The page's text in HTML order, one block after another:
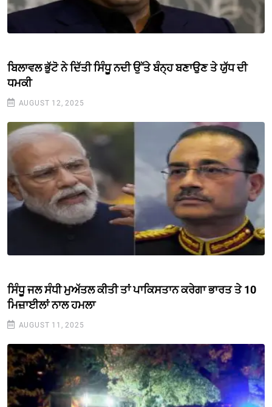
ਬਿਲਾਵਲ ਭੁੱਟੋ ਨੇ ਦਿੱਤੀ ਸਿੰਧੂ ਨਦੀ ਉੱਤੇ ਬੰਨ੍ਹ ਬਣਾਉਣ ਤੇ ਯੁੱਧ ਦੀ
ਧਮਕੀ
AUGUST 12, 2025
ਸਿੰਧੂ ਜਲ ਸੰਧੀ ਮੁਅੱਤਲ ਕੀਤੀ ਤਾਂ ਪਾਕਿਸਤਾਨ ਕਰੇਗਾ ਭਾਰਤ ਤੇ 10
ਮਿਜ਼ਾਈਲਾਂ ਨਾਲ ਹਮਲਾ
AUGUST 11, 2025